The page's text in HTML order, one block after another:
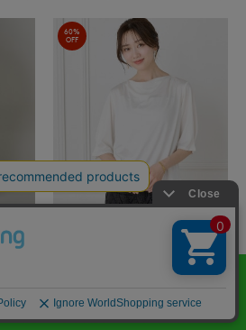
60%
OFF
サテンドレーププルオーバー《日本製》
OFF